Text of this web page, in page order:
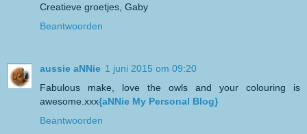
Creatieve groetjes, Gaby
Beantwoorden
aussie aNNie 1 juni 2015 om 09:20
Fabulous make, love the owls and your colouring is
awesome.xxx{aNNie My Personal Blog}
Beantwoorden